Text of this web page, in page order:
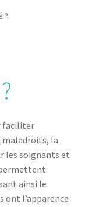
?
faciliter
maladroits, la
les soignants et
ainsi le
ont l’apparence